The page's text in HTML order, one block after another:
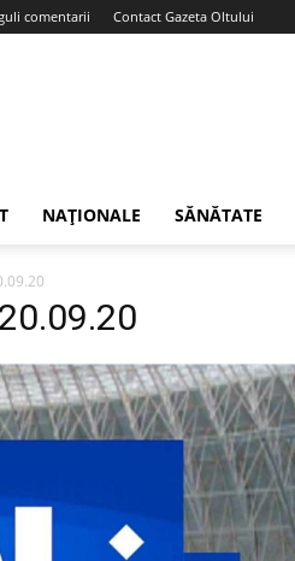
comentarii Contact Gazeta Oltului
NAȚIONALE SĂNĂTATE